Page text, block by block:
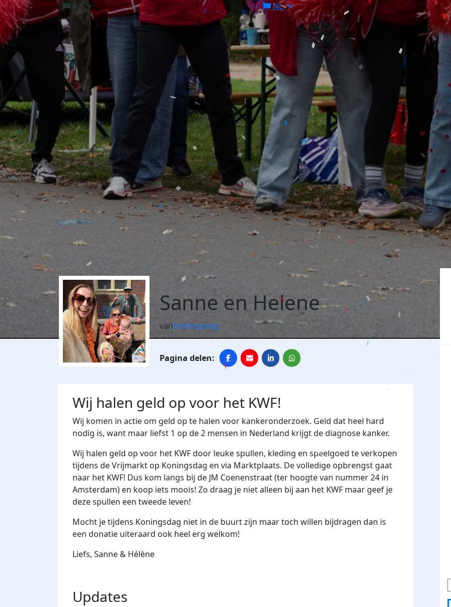
NL NL
Sanne en Helene
vanKoningsdag
Wij halen geld op voor het KWF!
Wij komen in actie om geld op te halen voor kankeronderzoek. Geld dat heel hard
nodig is, want maar liefst 1 op de 2 mensen in Nederland krijgt de diagnose kanker.
Wij halen geld op voor het KWF door leuke spullen, kleding en speelgoed te verkopen
tijdens de Vrijmarkt op Koningsdag en via Marktplaats. De volledige opbrengst gaat
naar het KWF! Dus kom langs bij de JM Coenenstraat (ter hoogte van nummer 24 in
Amsterdam) en koop iets moois! Zo draag je niet alleen bij aan het KWF maar geef je
deze spullen een tweede leven!
Mocht je tijdens Koningsdag niet in de buurt zijn maar toch willen bijdragen dan is
een donatie uiteraard ook heel erg welkom!
Liefs, Sanne & Hélène
Updates